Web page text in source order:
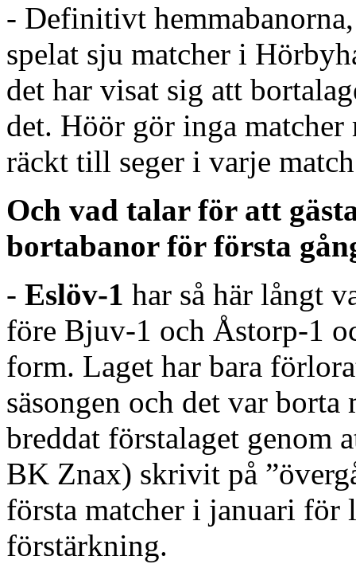
- Definitivt
spelat sju matcher i
det har visat sig att
det. Höör gör inga matcher
räckt till seger i varje
Och vad talar för att
bortabanor för första
- Eslöv-1 har så här långt
före Bjuv-1 och Åstorp-1
form. Laget har bara
säsongen och det var
breddat förstalaget genom
BK Znax) skrivit på
första matcher i januari för
förstärkning.